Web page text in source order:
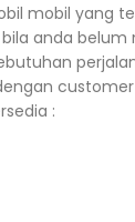
mobil yang
anda
: